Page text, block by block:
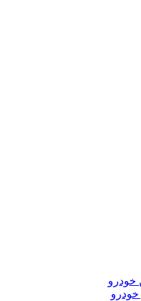
خودرو
خودرو